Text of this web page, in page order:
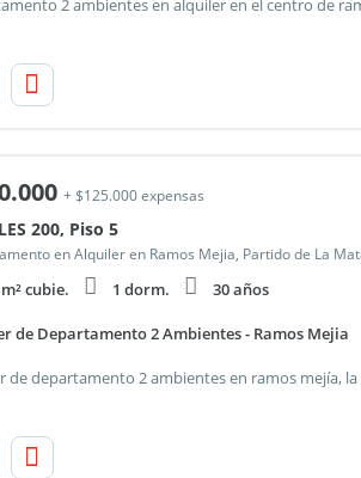
+ $125.000 expensas
200, Piso 5
en Alquiler en Ramos Mejia, Partido de La
cubie. 1 dorm. 30 años
de Departamento 2 Ambientes - Ramos Mejia